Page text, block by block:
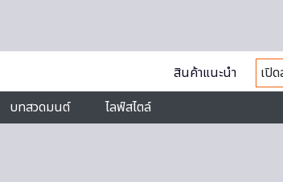
สินค้าแนะนำ
เปิ
บทสวดมนต์ ไลฟ์สไตล์